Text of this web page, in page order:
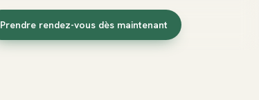
Prendre rendez-vous dès maintenant